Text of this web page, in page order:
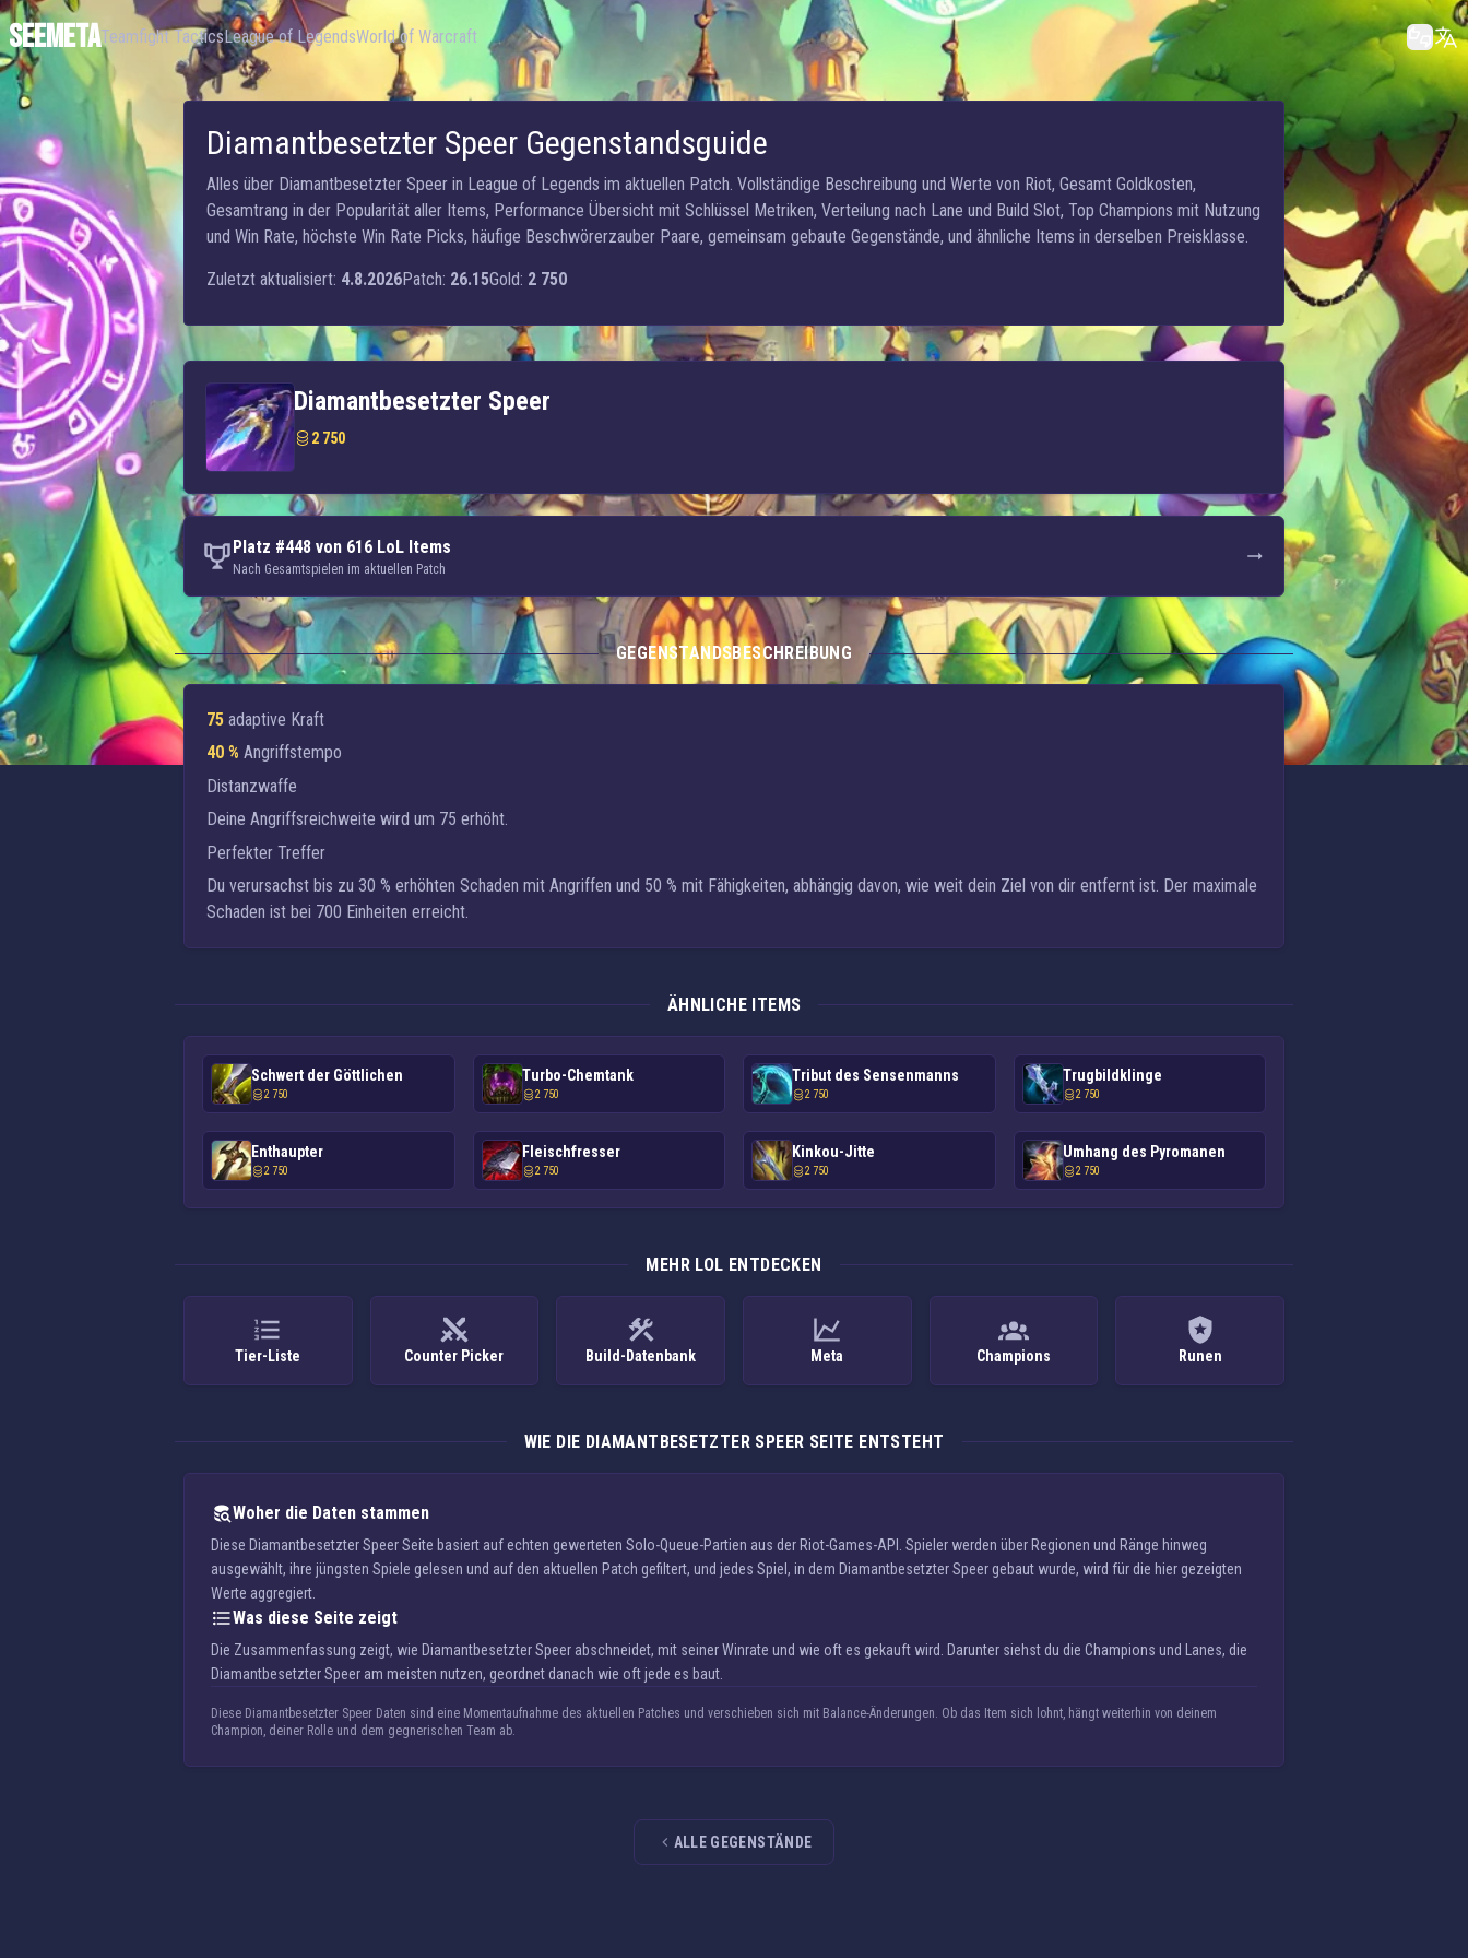
SEEMETATeamfight TacticsLeague of LegendsWorld of Warcraft
Diamantbesetzter Speer Gegenstandsguide
Alles über Diamantbesetzter Speer in League of Legends im aktuellen Patch. Vollständige Beschreibung und Werte von Riot, Gesamt Goldkosten,
Gesamtrang in der Popularität aller Items, Performance Übersicht mit Schlüssel Metriken, Verteilung nach Lane und Build Slot, Top Champions mit Nutzung
und Win Rate, höchste Win Rate Picks, häufige Beschwörerzauber Paare, gemeinsam gebaute Gegenstände, und ähnliche Items in derselben Preisklasse.
Zuletzt aktualisiert: 4.8.2026Patch: 26.15Gold: 2 750
Diamantbesetzter Speer
2 750
Platz #448 von 616 LoL Items
Nach Gesamtspielen im aktuellen Patch
GEGENSTANDSBESCHREIBUNG
75 adaptive Kraft
40 % Angriffstempo
Distanzwaffe
Deine Angriffsreichweite wird um 75 erhöht.
Perfekter Treffer
Du verursachst bis zu 30 % erhöhten Schaden mit Angriffen und 50 % mit Fähigkeiten, abhängig davon, wie weit dein Ziel von dir entfernt ist. Der maximale
Schaden ist bei 700 Einheiten erreicht.
ÄHNLICHE ITEMS
Schwert der Göttlichen
2 750
Turbo-Chemtank
2 750
Tribut des Sensenmanns
2 750
Trugbildklinge
2 750
Enthaupter
2 750
Fleischfresser
2 750
Kinkou-Jitte
2 750
Umhang des Pyromanen
2 750
MEHR LOL ENTDECKEN
Tier-Liste Counter Picker Build-Datenbank Meta Champions Runen
WIE DIE DIAMANTBESETZTER SPEER SEITE ENTSTEHT
Woher die Daten stammen
Diese Diamantbesetzter Speer Seite basiert auf echten gewerteten Solo-Queue-Partien aus der Riot-Games-API. Spieler werden über Regionen und Ränge hinweg
ausgewählt, ihre jüngsten Spiele gelesen und auf den aktuellen Patch gefiltert, und jedes Spiel, in dem Diamantbesetzter Speer gebaut wurde, wird für die hier gezeigten
Werte aggregiert.
Was diese Seite zeigt
Die Zusammenfassung zeigt, wie Diamantbesetzter Speer abschneidet, mit seiner Winrate und wie oft es gekauft wird. Darunter siehst du die Champions und Lanes, die
Diamantbesetzter Speer am meisten nutzen, geordnet danach wie oft jede es baut.
Diese Diamantbesetzter Speer Daten sind eine Momentaufnahme des aktuellen Patches und verschieben sich mit Balance-Änderungen. Ob das Item sich lohnt, hängt weiterhin von deinem
Champion, deiner Rolle und dem gegnerischen Team ab.
ALLE GEGENSTÄNDE